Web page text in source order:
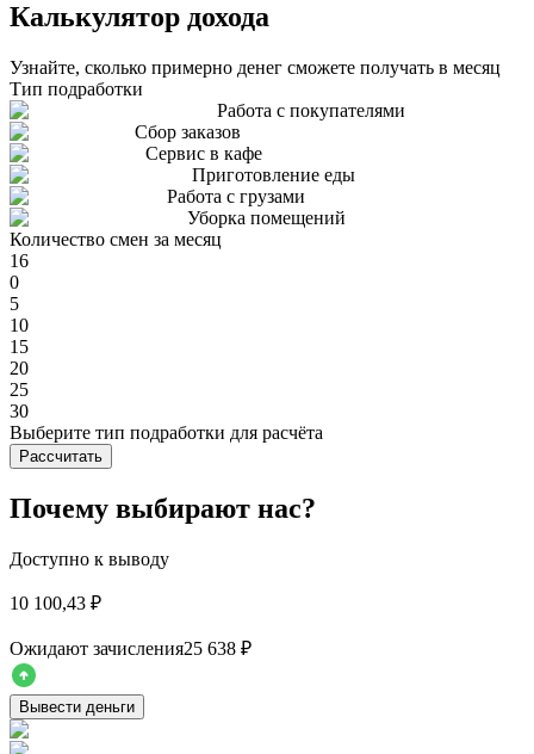
Калькулятор дохода
Узнайте, сколько примерно денег сможете получать в месяц
Тип подработки
Работа с покупателями
Сбор заказов
Сервис в кафе
Приготовление еды
Работа с грузами
Уборка помещений
Количество смен за месяц
16
0
5
10
15
20
25
30
Выберите тип подработки для расчёта
Рассчитать
Почему выбирают нас?
Доступно к выводу
10 100,43 ₽
Ожидают зачисления25 638 ₽
Вывести деньги